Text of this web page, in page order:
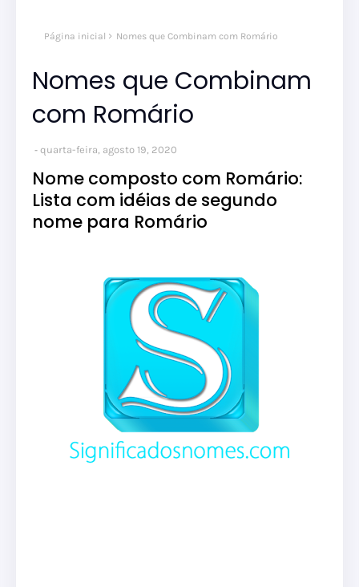
Página inicial Nomes que Combinam com Romário
Nomes que Combinam
com Romário
quarta-feira, agosto 19, 2020
Nome composto com Romário:
Lista com idéias de segundo
nome para Romário